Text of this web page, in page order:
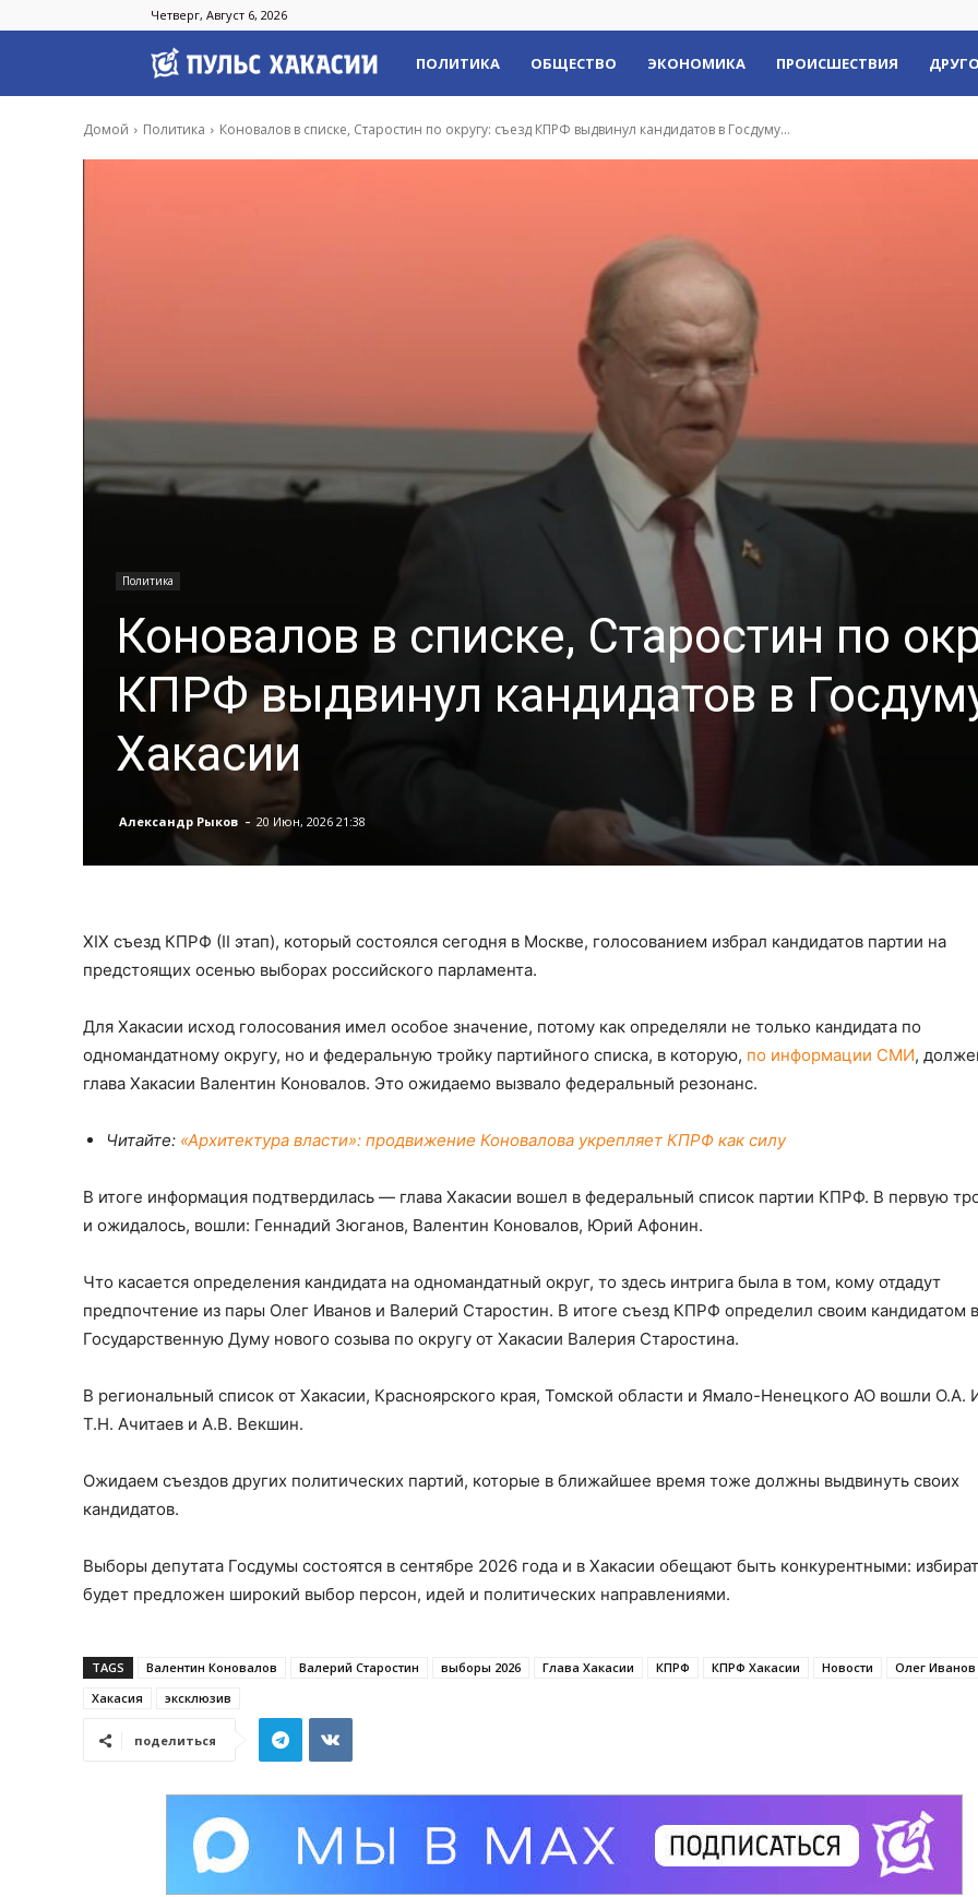
Четверг, Август 6, 2026
Пульс
Хакасии
ПОЛИТИКА ОБЩЕСТВО ЭКОНОМИКА ПРОИСШЕСТВИЯ
Домой Политика Коновалов в списке, Старостин по округу: съезд КПРФ выдвинул кандидатов в Госдуму...
Политика
Коновалов в списке, Старостин по
КПРФ выдвинул кандидатов в
Хакасии
Александр Рыков - 20 Июн, 2026 21:38
XIX съезд КПРФ (II этап), который состоялся сегодня в Москве, голосованием избрал кандидатов партии на
предстоящих осенью выборах российского парламента.
Для Хакасии исход голосования имел особое значение, потому как определяли не только кандидата по
одномандатному округу, но и федеральную тройку партийного списка, в которую, по информации СМИ,
глава Хакасии Валентин Коновалов. Это ожидаемо вызвало федеральный резонанс.
Читайте: «Архитектура власти»: продвижение Коновалова укрепляет КПРФ как силу
В итоге информация подтвердилась — глава Хакасии вошел в федеральный список партии КПРФ. В первую
и ожидалось, вошли: Геннадий Зюганов, Валентин Коновалов, Юрий Афонин.
Что касается определения кандидата на одномандатный округ, то здесь интрига была в том, кому отдадут
предпочтение из пары Олег Иванов и Валерий Старостин. В итоге съезд КПРФ определил своим кандидатом в
Государственную Думу нового созыва по округу от Хакасии Валерия Старостина.
В региональный список от Хакасии, Красноярского края, Томской области и Ямало-Ненецкого АО вошли О.А.
Т.Н. Ачитаев и А.В. Векшин.
Ожидаем съездов других политических партий, которые в ближайшее время тоже должны выдвинуть своих
кандидатов.
Выборы депутата Госдумы состоятся в сентябре 2026 года и в Хакасии обещают быть конкурентными:
будет предложен широкий выбор персон, идей и политических направлениями.
TAGS Валентин Коновалов Валерий Старостин выборы 2026 Глава Хакасии КПРФ КПРФ Хакасии Новости
Олег Иванов
Хакасия
эксклюзив
поделиться